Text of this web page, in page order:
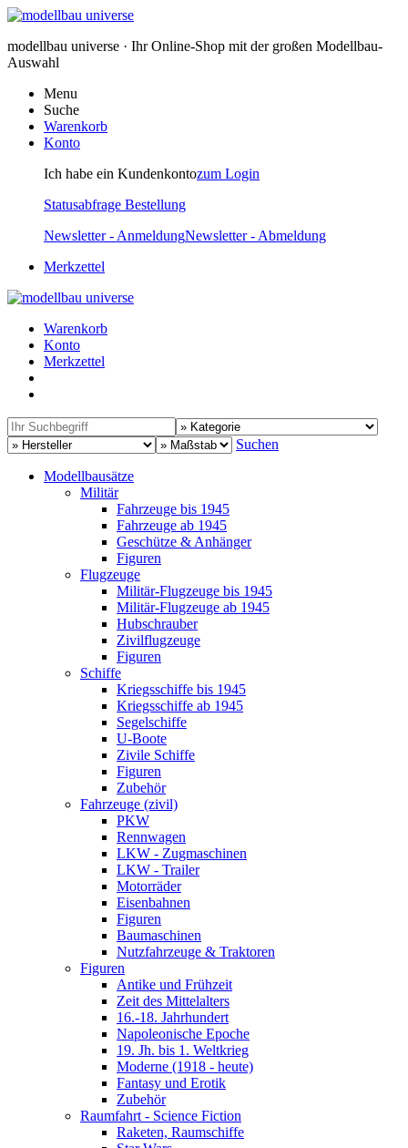
modellbau universe · Ihr Online-Shop mit der großen Modellbau-
Auswahl
Menu
Suche
Warenkorb
Konto
Ich habe ein Kundenkontozum Login
Statusabfrage Bestellung
Newsletter - AnmeldungNewsletter - Abmeldung
Merkzettel
Warenkorb
Konto
Merkzettel
Suchen
Modellbausätze
Militär
Fahrzeuge bis 1945
Fahrzeuge ab 1945
Geschütze & Anhänger
Figuren
Flugzeuge
Militär-Flugzeuge bis 1945
Militär-Flugzeuge ab 1945
Hubschrauber
Zivilflugzeuge
Figuren
Schiffe
Kriegsschiffe bis 1945
Kriegsschiffe ab 1945
Segelschiffe
U-Boote
Zivile Schiffe
Figuren
Zubehör
Fahrzeuge (zivil)
PKW
Rennwagen
LKW - Zugmaschinen
LKW - Trailer
Motorräder
Eisenbahnen
Figuren
Baumaschinen
Nutzfahrzeuge & Traktoren
Figuren
Antike und Frühzeit
Zeit des Mittelalters
16.-18. Jahrhundert
Napoleonische Epoche
19. Jh. bis 1. Weltkrieg
Moderne (1918 - heute)
Fantasy und Erotik
Zubehör
Raumfahrt - Science Fiction
Raketen, Raumschiffe